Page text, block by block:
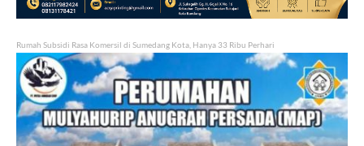
Rumah Subsidi Rasa Komersil di Sumedang Kota, Hanya 33 Ribu Perhari